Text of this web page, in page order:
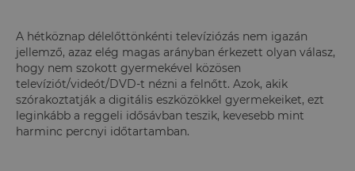
A hétköznap délelőttönkénti televíziózás nem igazán
jellemző, azaz elég magas arányban érkezett olyan válasz,
hogy nem szokott gyermekével közösen
televíziót/videót/DVD-t nézni a felnőtt. Azok, akik
szórakoztatják a digitális eszközökkel gyermekeiket, ezt
leginkább a reggeli idősávban teszik, kevesebb mint
harminc percnyi időtartamban.